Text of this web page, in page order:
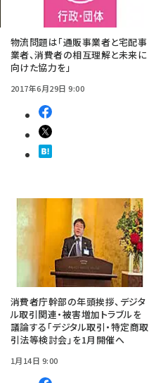
物流問題は「通販事業者と宅配事
業者、消費者の相互理解と未来に
向けた協力を」
2017年6月29日 9:00
消費者庁幹部の年頭挨拶、デジタ
ル取引関連・被害増加トラブルを
議論する「デジタル取引・特定商取
引法等検討会」を1月開催へ
1月14日 9:00